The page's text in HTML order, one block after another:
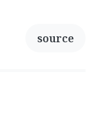
source